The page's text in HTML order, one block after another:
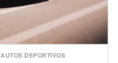
AUTOS DEPORTIVOS